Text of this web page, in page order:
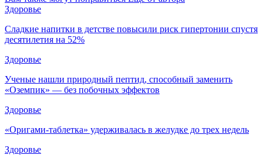
Здоровье
Сладкие напитки в детстве повысили риск гипертонии спустя
десятилетия на 52%
Здоровье
Ученые нашли природный пептид, способный заменить
«Оземпик» — без побочных эффектов
Здоровье
«Оригами-таблетка» удерживалась в желудке до трех недель
Здоровье